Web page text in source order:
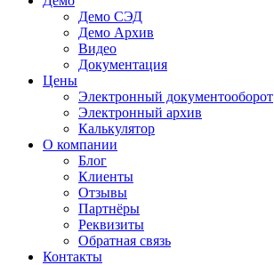
Демо СЭД
Демо Архив
Видео
Документация
Цены
Электронный документооборот
Электронный архив
Калькулятор
О компании
Блог
Клиенты
Отзывы
Партнёры
Реквизиты
Обратная связь
Контакты